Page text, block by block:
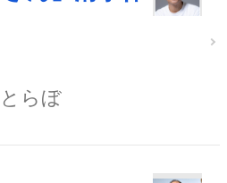
らぼ